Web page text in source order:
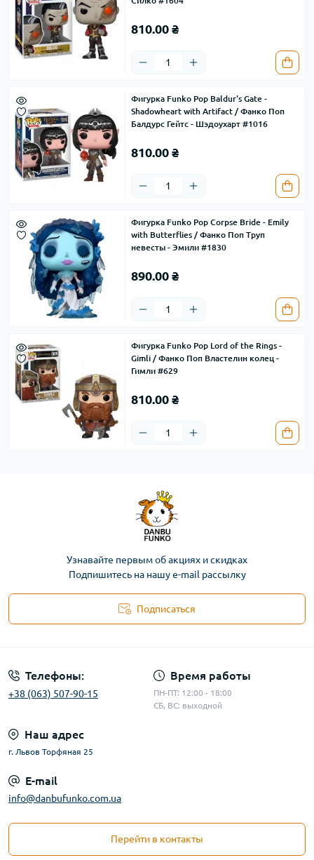
810.00 ₴
Фигурка Funko Pop Baldur's Gate -
Shadowheart with Artifact / Фанко Поп
Балдурс Гейтс - Шэдоухарт #1016
810.00 ₴
Фигурка Funko Pop Corpse Bride - Emily
with Butterflies / Фанко Поп Труп
невесты - Эмили #1830
890.00 ₴
Фигурка Funko Pop Lord of the Rings -
Gimli / Фанко Поп Властелин колец -
Гимли #629
810.00 ₴
Узнавайте первым об акциях и скидках
Подпишитесь на нашу e-mail рассылку
Подписаться
Телефоны:
+38 (063) 507-90-15
Время работы
ПН-ПТ: 12:00 - 18:00
СБ, ВС: выходной
Наш адрес
г. Львов Торфяная 25
E-mail
info@danbufunko.com.ua
Перейти в контакты